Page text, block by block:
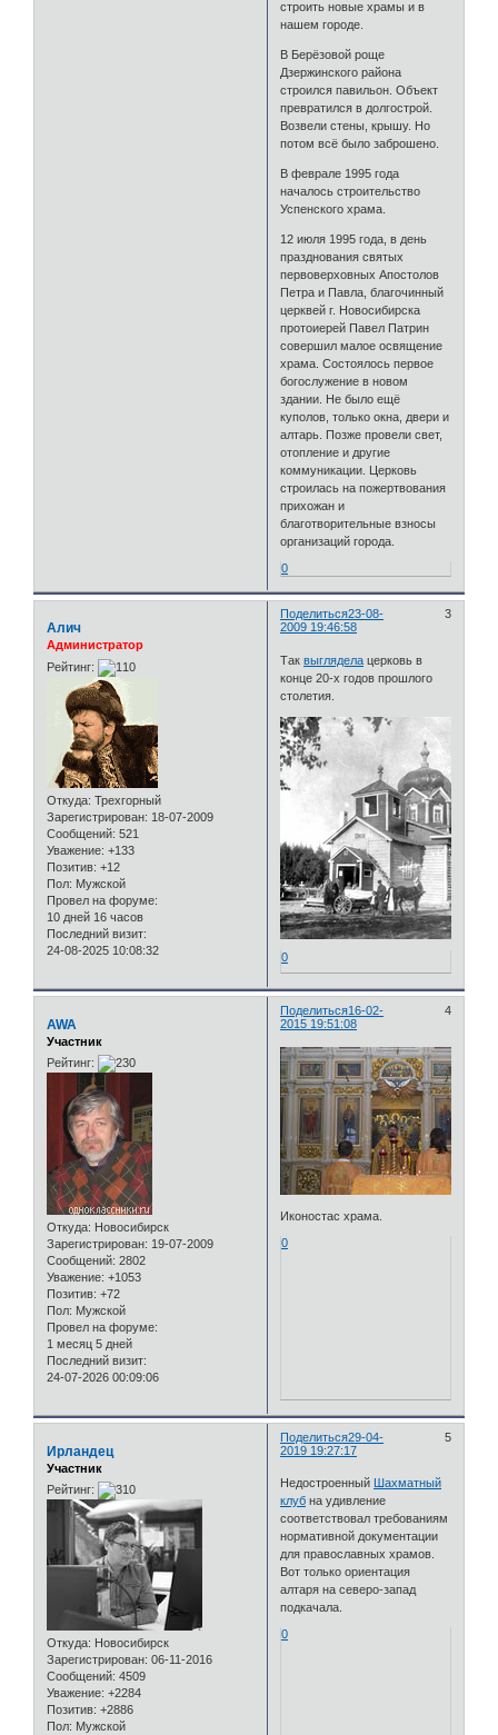
строить новые храмы и в
нашем городе.
В Берёзовой роще
Дзержинского района
строился павильон. Объект
превратился в долгострой.
Возвели стены, крышу. Но
потом всё было заброшено.
В феврале 1995 года
началось строительство
Успенского храма.
12 июля 1995 года, в день
празднования святых
первоверховных Апостолов
Петра и Павла, благочинный
церквей г. Новосибирска
протоиерей Павел Патрин
совершил малое освящение
храма. Состоялось первое
богослужение в новом
здании. Не было ещё
куполов, только окна, двери и
алтарь. Позже провели свет,
отопление и другие
коммуникации. Церковь
строилась на пожертвования
прихожан и
благотворительные взносы
организаций города.
0
Поделиться 3
23-08-
2009 19:46:58
Алич
Администратор
Рейтинг:
Откуда: Трехгорный
Зарегистрирован: 18-07-2009
Сообщений: 521
Уважение: +133
Позитив: +12
Пол: Мужской
Провел на форуме:
10 дней 16 часов
Последний визит:
24-08-2025 10:08:32
Таквыглядела церковь в
конце 20-х годов прошлого
столетия.
0
Поделиться 4
16-02-
2015 19:51:08
AWA
Участник
Рейтинг:
Откуда: Новосибирск
Зарегистрирован: 19-07-2009
Сообщений: 2802
Уважение: +1053
Позитив: +72
Пол: Мужской
Провел на форуме:
1 месяц 5 дней
Последний визит:
24-07-2026 00:09:06
Иконостас храма.
0
Поделиться 5
29-04-
2019 19:27:17
Ирландец
Участник
Рейтинг:
Откуда: Новосибирск
Зарегистрирован: 06-11-2016
Сообщений: 4509
Уважение: +2284
Позитив: +2886
Пол: Мужской
Недостроенный
Шахматный
клуб на удивление
соответствовал требованиям
нормативной документации
для православных храмов.
Вот только ориентация
алтаря на северо-запад
подкачала.
0